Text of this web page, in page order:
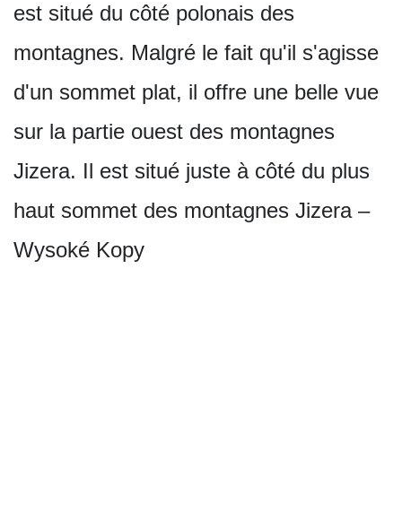
est situé du côté polonais des
montagnes. Malgré le fait qu'il s'agisse
d'un sommet plat, il offre une belle vue
sur la partie ouest des montagnes
Jizera. Il est situé juste à côté du plus
haut sommet des montagnes Jizera –
Wysoké Kopy